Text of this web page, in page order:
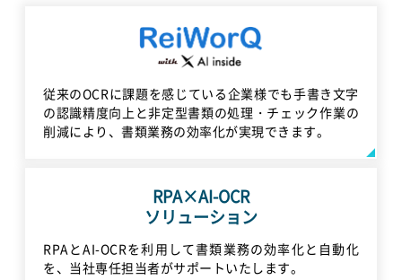
従来のOCRに課題を感じている企業様でも手書き文字
の認識精度向上と非定型書類の処理・チェック作業の
削減により、書類業務の効率化が実現できます。
RPA×AI-OCR
ソリューション
RPAとAI-OCRを利用して書類業務の効率化と自動化
を、当社専任担当者がサポートいたします。